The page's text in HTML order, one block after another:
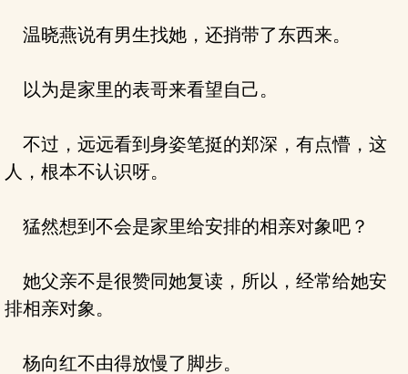
温晓燕说有男生找她，还捎带了东西来。
以为是家里的表哥来看望自己。
不过，远远看到身姿笔挺的郑深，有点懵，这
人，根本不认识呀。
猛然想到不会是家里给安排的相亲对象吧？
她父亲不是很赞同她复读，所以，经常给她安
排相亲对象。
杨向红不由得放慢了脚步。